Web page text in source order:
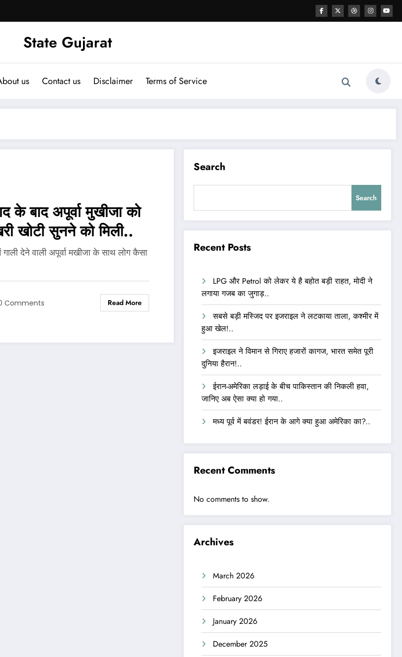
State Gujarat
us Contact us Disclaimer Terms of Service
के बाद अपूर्वा मुखीजा को
खोटी सुनने को मिली..
देने वाली अपूर्वा मखीजा के साथ लोग कैसा
Comments Read More
Search
Search
Recent Posts
LPG और Petrol को लेकर ये है बहोत बड़ी राहत, मोदी ने
लगाया गजब का जुगाड़..
सबसे बड़ी मस्जिद पर इजराइल ने लटकाया ताला, कश्मीर में
हुआ खेल!..
इजराइल ने विमान से गिराए हजारों कागज, भारत समेत पूरी
दुनिया हैरान!..
ईरान-अमेरिका लड़ाई के बीच पाकिस्तान की निकली हवा,
जानिए अब ऐसा क्या हो गया..
मध्य पूर्व में बवंडर! ईरान के आगे क्या हुआ अमेरिका का?..
Recent Comments
No comments to show.
Archives
March 2026
February 2026
January 2026
December 2025